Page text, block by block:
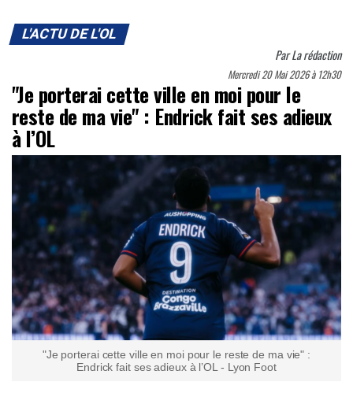
L'ACTU DE L'OL
ParLa rédaction
Mercredi 20 Mai 2026 à 12h30
"Je porterai cette ville en moi pour le
reste de ma vie" : Endrick fait ses adieux
à l’OL
"Je porterai cette ville en moi pour le reste de ma vie" :
Endrick fait ses adieux à l’OL - Lyon Foot